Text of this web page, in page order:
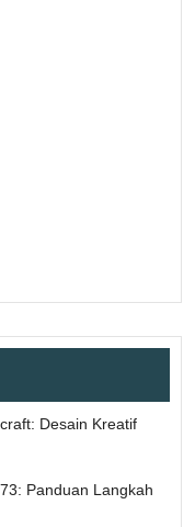
Desain Kreatif
Panduan Langkah